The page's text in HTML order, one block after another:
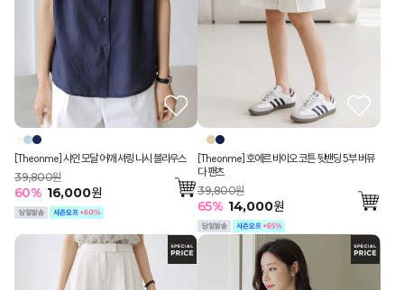
[Theonme] 샤인 모달 어깨 셔링 나시 블라우스
39,800원
60% 16,000원
[Theonme] 호에르 바이오 코튼 뒷밴딩 5부 버뮤
다 팬츠
39,800원
65% 14,000원